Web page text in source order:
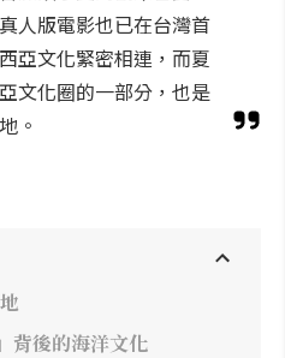
人版電影也已在台灣首
亞文化緊密相連，而夏
文化圈的一部分，也是
。
背後的海洋文化